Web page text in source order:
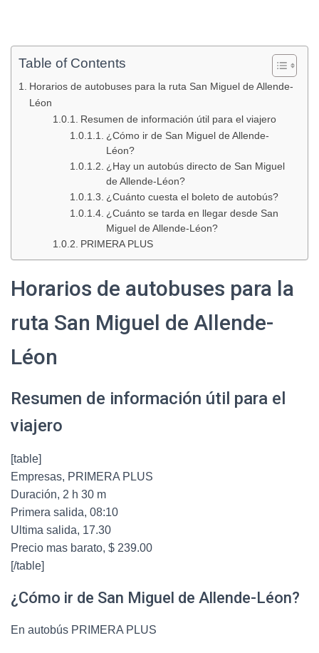
Table of Contents
Horarios de autobuses para la ruta San Miguel de Allende-
Léon
Resumen de información útil para el viajero
¿Cómo ir de San Miguel de Allende-
Léon?
¿Hay un autobús directo de San Miguel
de Allende-Léon?
¿Cuánto cuesta el boleto de autobús?
¿Cuánto se tarda en llegar desde San
Miguel de Allende-Léon?
PRIMERA PLUS
Horarios de autobuses para la
ruta San Miguel de Allende-
Léon
Resumen de información útil para el
viajero
[table]
Empresas, PRIMERA PLUS
Duración, 2 h 30 m
Primera salida, 08:10
Ultima salida, 17.30
Precio mas barato, $ 239.00
[/table]
¿Cómo ir de San Miguel de Allende-Léon?
En autobús PRIMERA PLUS